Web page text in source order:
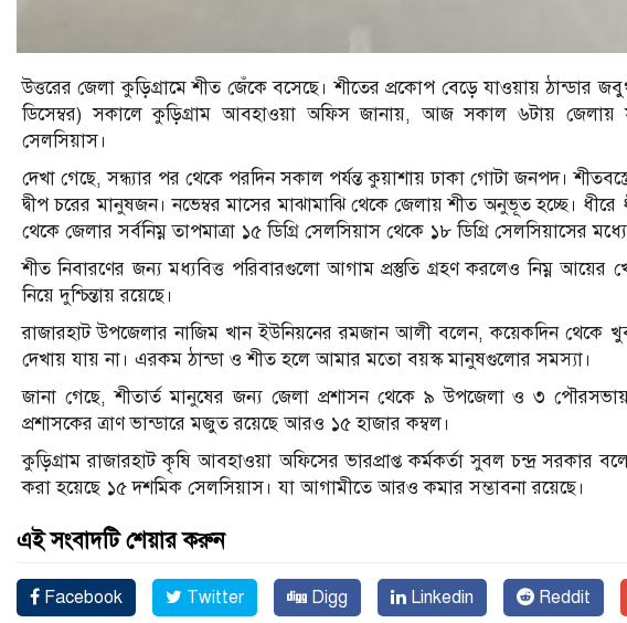
উত্তরের জেলা কুড়িগ্রামে শীত জেঁকে বসেছে। শীতের প্রকোপ বেড়ে যাওয়ায়
ডিসেম্বর) সকালে কুড়িগ্রাম আবহাওয়া অফিস জানায়, আজ সকাল ৬টায় জেলায়
সেলসিয়াস।
দেখা গেছে, সন্ধ্যার পর থেকে পরদিন সকাল পর্যন্ত কুয়াশায় ঢাকা গোটা জনপদ।
দ্বীপ চরের মানুষজন। নভেম্বর মাসের মাঝামাঝি থেকে জেলায় শীত অনুভূত হচ্ছে। ধীরে
থেকে জেলার সর্বনিম্ন তাপমাত্রা ১৫ ডিগ্রি সেলসিয়াস থেকে ১৮ ডিগ্রি সেলসিয়াসের
শীত নিবারণের জন্য মধ্যবিত্ত পরিবারগুলো আগাম প্রস্তুতি গ্রহণ করলেও নিম্ন আয়ের
নিয়ে দুশ্চিন্তায় রয়েছে।
রাজারহাট উপজেলার নাজিম খান ইউনিয়নের রমজান আলী বলেন, কয়েকদিন থেকে
দেখায় যায় না। এরকম ঠান্ডা ও শীত হলে আমার মতো বয়স্ক মানুষগুলোর সমস্যা।
জানা গেছে, শীতার্ত মানুষের জন্য জেলা প্রশাসন থেকে ৯ উপজেলা ও ৩
প্রশাসকের ত্রাণ ভান্ডারে মজুত রয়েছে আরও ১৫ হাজার কম্বল।
কুড়িগ্রাম রাজারহাট কৃষি আবহাওয়া অফিসের ভারপ্রাপ্ত কর্মকর্তা সুবল চন্দ্র সরকার
করা হয়েছে ১৫ দশমিক সেলসিয়াস। যা আগামীতে আরও কমার সম্ভাবনা রয়েছে।
এই সংবাদটি শেয়ার করুন
Facebook Twitter Digg Linkedin Reddit